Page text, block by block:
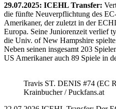
29.07.2025: ICEHL Transfer:
die fünfte Neuverpflichtung des
Amerikaner, der zuletzt in der
Europa. Seine Juniorenzeit verlief
die Univ. of New Hampshire
Neben seinen insgesamt 203
US Amerikaner auch 89 Spiele in
Travis ST. DENIS #74 (EC
Krainbucher / Puckfans.at